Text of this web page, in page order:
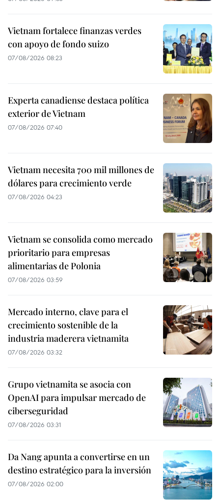
Vietnam fortalece finanzas verdes
con apoyo de fondo suizo
07/08/2026 08:23
Experta canadiense destaca política
exterior de Vietnam
07/08/2026 07:40
Vietnam necesita 700 mil millones de
dólares para crecimiento verde
07/08/2026 04:23
Vietnam se consolida como mercado
prioritario para empresas
alimentarias de Polonia
07/08/2026 03:59
Mercado interno, clave para el
crecimiento sostenible de la
industria maderera vietnamita
07/08/2026 03:32
Grupo vietnamita se asocia con
OpenAI para impulsar mercado de
ciberseguridad
07/08/2026 03:31
Da Nang apunta a convertirse en un
destino estratégico para la inversión
07/08/2026 02:00